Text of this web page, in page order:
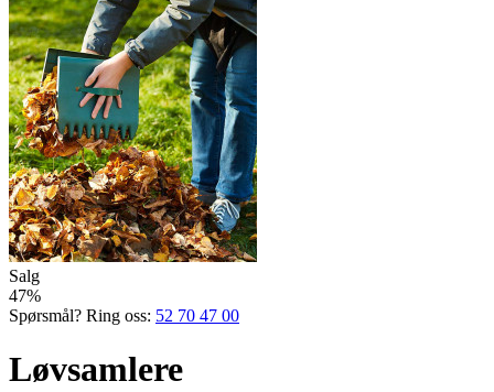
Salg
47%
Spørsmål? Ring oss: 52 70 47 00
Løvsamlere